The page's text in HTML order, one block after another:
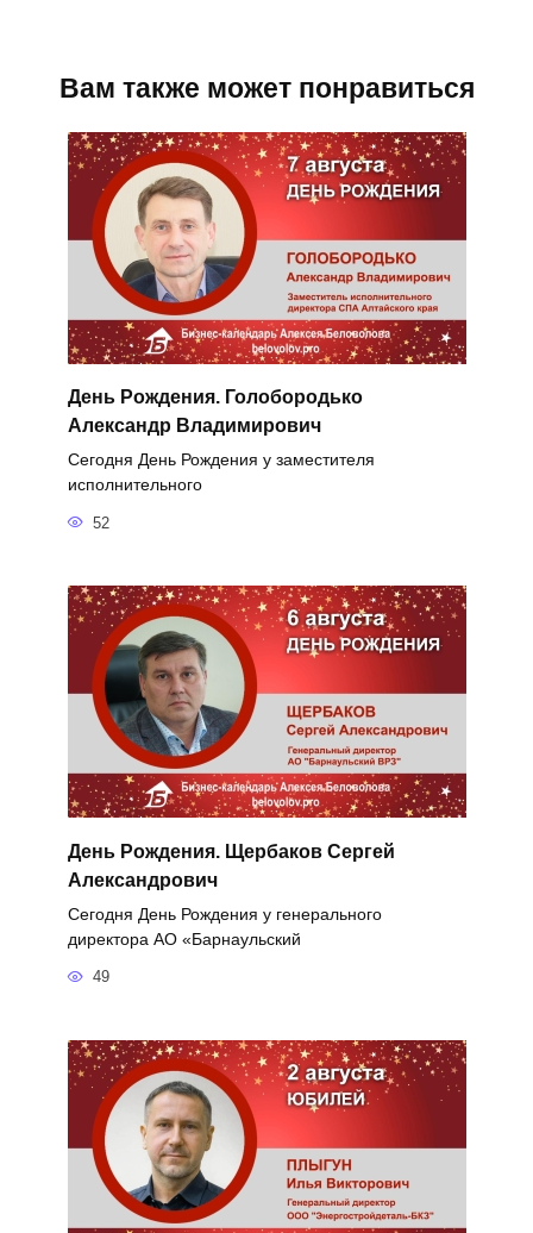
Вам также может понравиться
День Рождения. Голобородько
Александр Владимирович
Сегодня День Рождения у заместителя
исполнительного
52
День Рождения. Щербаков Сергей
Александрович
Сегодня День Рождения у генерального
директора АО «Барнаульский
49